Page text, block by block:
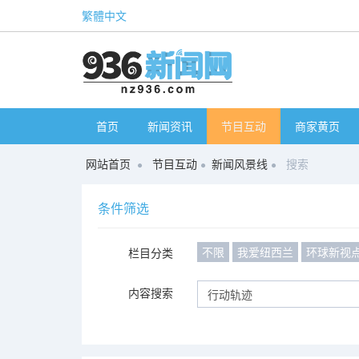
繁體中文
首页 新闻资讯 节目互动 商家黄页
网站首页 节目互动 新闻风景线 搜索
条件筛选
栏目分类 不限 我爱纽西兰 环球新视
内容搜索